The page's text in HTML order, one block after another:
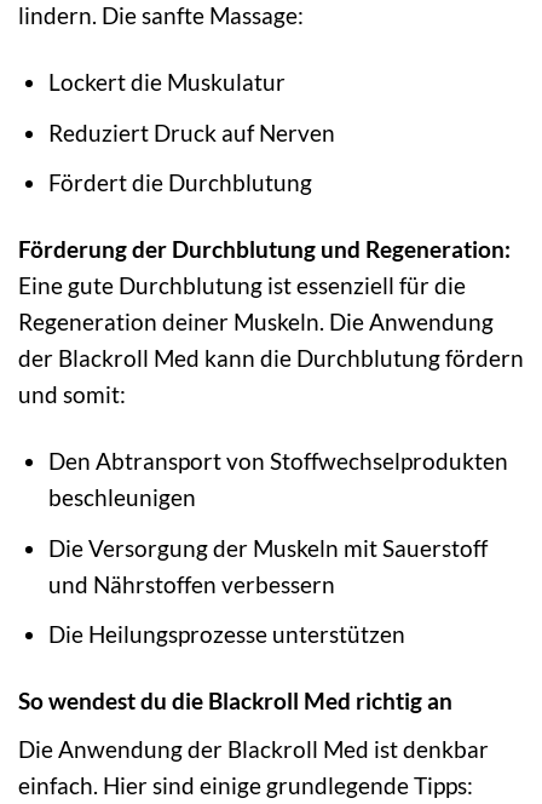
lindern. Die sanfte Massage:
Lockert die Muskulatur
Reduziert Druck auf Nerven
Fördert die Durchblutung
Förderung der Durchblutung und Regeneration:
Eine gute Durchblutung ist essenziell für die
Regeneration deiner Muskeln. Die Anwendung
der Blackroll Med kann die Durchblutung fördern
und somit:
Den Abtransport von Stoffwechselprodukten
beschleunigen
Die Versorgung der Muskeln mit Sauerstoff
und Nährstoffen verbessern
Die Heilungsprozesse unterstützen
So wendest du die Blackroll Med richtig an
Die Anwendung der Blackroll Med ist denkbar
einfach. Hier sind einige grundlegende Tipps: